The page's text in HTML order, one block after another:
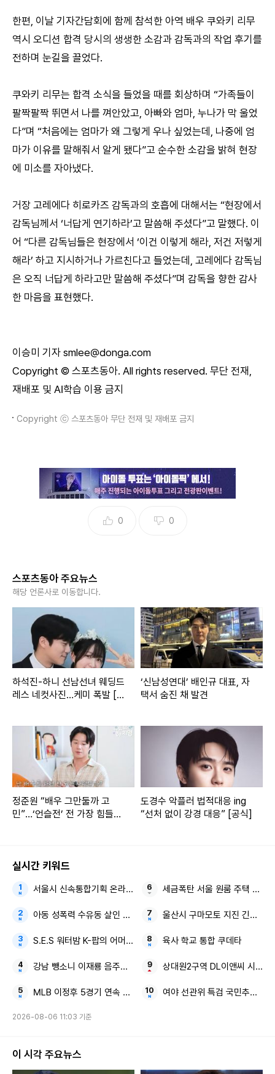
한편, 이날 기자간담회에 함께 참석한 아역 배우 쿠와키 리무
역시 오디션 합격 당시의 생생한 소감과 감독과의 작업 후기를
전하며 눈길을 끌었다.
쿠와키 리무는 합격 소식을 들었을 때를 회상하며 “가족들이
팔짝팔짝 뛰면서 나를 껴안았고, 아빠와 엄마, 누나가 막 울었
다”며 “처음에는 엄마가 왜 그렇게 우나 싶었는데, 나중에 엄
마가 이유를 말해줘서 알게 됐다”고 순수한 소감을 밝혀 현장
에 미소를 자아냈다.
거장 고레에다 히로카즈 감독과의 호흡에 대해서는 “현장에서
감독님께서 ‘너답게 연기하라’고 말씀해 주셨다”고 말했다. 이
어 “다른 감독님들은 현장에서 ‘이건 이렇게 해라, 저건 저렇게
해라’ 하고 지시하거나 가르친다고 들었는데, 고레에다 감독님
은 오직 너답게 하라고만 말씀해 주셨다”며 감독을 향한 감사
한 마음을 표현했다.
이승미 기자 smlee@donga.com
Copyright © 스포츠동아. All rights reserved. 무단 전재,
재배포 및 AI학습 이용 금지
Copyright ⓒ 스포츠동아 무단 전재 및 재배포 금지
0 0
스포츠동아 주요뉴스
해당 언론사로 이동합니다.
하석진-하니 선남선녀 웨딩드
레스 네컷사진…케미 폭발 [D
‘신남성연대’ 배인규 대표, 자
택서 숨진 채 발견
정준원 “배우 그만둘까 고
민”…‘언슬전’ 전 가장 힘들었
도경수 악플러 법적대응 ing
“선처 없이 강경 대응” [공식]
실시간 키워드
서울시 신속통합기획 온라인 아카이브 부동산 정책
아동 성폭력 수유동 살인 50대의 정체
S.E.S 워터밤 K-팝의 어머니
강남 뺑소니 이재룡 음주운전
MLB 이정후 5경기 연속 안타
세금폭탄 서울 원룸 주택 보유
울산시 구마모토 지진 긴급 지
육사 학교 통합 쿠데타
상대원2구역 DL이앤씨 시공사
여야 선관위 특검 국민추천위원
2026-08-06 11:03 기준
이 시각 주요뉴스